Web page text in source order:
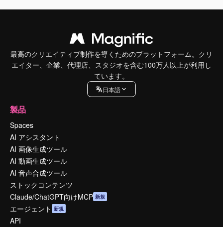
最高のクリエイティブ制作を導くためのプラットフォーム。クリ
エイター、企業、代理店、スタジオを含む100万人以上が利用し
ています。
日本語
製品
Spaces
AI アシスタント
AI 画像生成ツール
AI 動画生成ツール
AI 音声合成ツール
ストックコンテンツ
Claude/ChatGPT向けMCP 新規
エージェント 新規
API